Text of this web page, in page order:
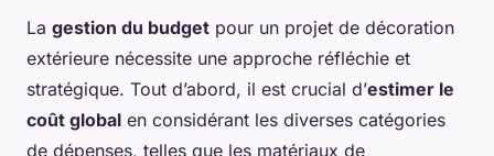
La gestion du budget pour un projet de décoration
extérieure nécessite une approche réfléchie et
stratégique. Tout d’abord, il est crucial d’estimer le
coût global en considérant les diverses catégories
de dépenses, telles que les matériaux de